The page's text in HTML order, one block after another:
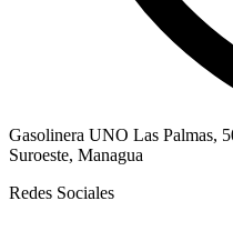
Gasolinera UNO Las Palmas,
Suroeste, Managua
Redes Sociales